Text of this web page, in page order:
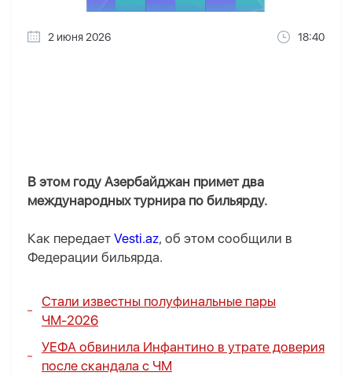
2 июня 2026 18:40
В этом году Азербайджан примет два
международных турнира по бильярду.
Как передает Vesti.az, об этом сообщили в
Федерации бильярда.
Стали известны полуфинальные пары
ЧМ-2026
УЕФА обвинила Инфантино в утрате доверия
после скандала с ЧМ